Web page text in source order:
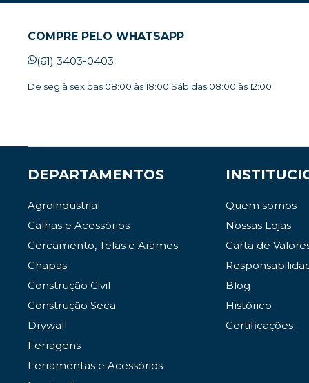
COMPRE PELO WHATSAPP
(61) 3403-0403
De seg à sex das 08:00 às 18:00 Sáb das 08:00 às 12:00
DEPARTAMENTOS
Agroindustrial
Calhas e Acessórios
Cercamento, Telas e Arames
Chapas
Construção Civil
Construção Seca
Drywall
Ferragens
Ferramentas e Acessórios
Quem somos
Nossas Lojas
Carta de
Blog
Histórico
Certificações